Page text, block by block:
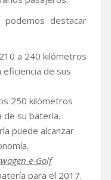
podemos destacar
a 240 kilómetros
de sus
250 kilómetros
de su batería.
puede alcanzar
e-Golf
para el 2017.